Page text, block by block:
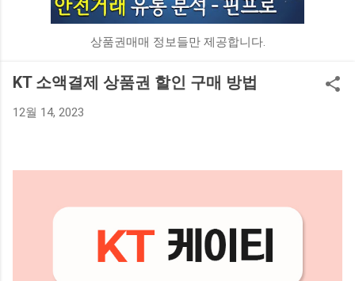
상품권매매 정보들만 제공합니다.
KT 소액결제 상품권 할인 구매 방법
12월 14, 2023